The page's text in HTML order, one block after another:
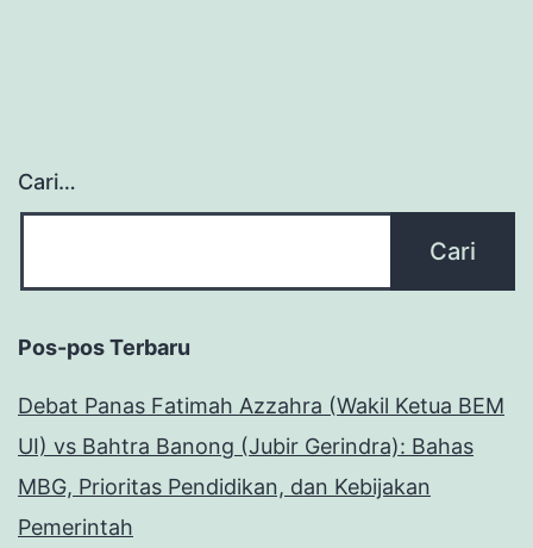
Cari…
Pos-pos Terbaru
Debat Panas Fatimah Azzahra (Wakil Ketua BEM
UI) vs Bahtra Banong (Jubir Gerindra): Bahas
MBG, Prioritas Pendidikan, dan Kebijakan
Pemerintah